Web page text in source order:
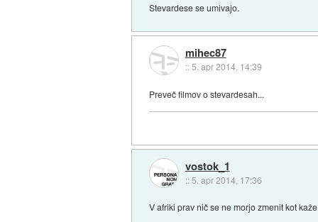
Stevardese se umivajo.
mihec87
::5. apr 2014, 14:39
Preveč filmov o stevardesah...
vostok_1
:: 5. apr 2014, 17:36
V afriki prav nič se ne morjo zmenit kot kaže.